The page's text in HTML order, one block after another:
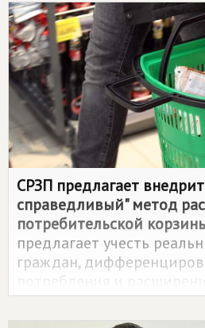
СРЗП предлагает
справедливый" метод
потребительской
предлагает учесть
граждан,
потребления и
продуктов, включая
минеральные комплексы.